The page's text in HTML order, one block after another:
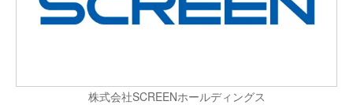
株式会社SCREENホールディングス